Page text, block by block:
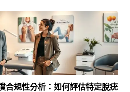
合規性分析：如何評估特定脫疣